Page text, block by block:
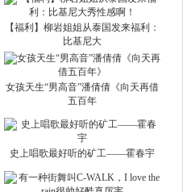
【福利】柳岩姐姐从泰国发来福利：
比基尼大
女孩天生“男高音”潘倩倩《向天再借
五百年
史上唱歌最好听的矿工——霍春宇